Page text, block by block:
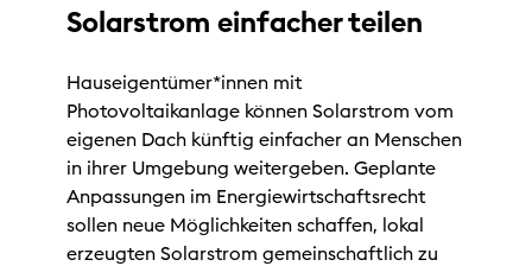
Solarstrom einfacher teilen
Hauseigentümer*innen mit
Photovoltaikanlage können Solarstrom vom
eigenen Dach künftig einfacher an Menschen
in ihrer Umgebung weitergeben. Geplante
Anpassungen im Energiewirtschaftsrecht
sollen neue Möglichkeiten schaffen, lokal
erzeugten Solarstrom gemeinschaftlich zu